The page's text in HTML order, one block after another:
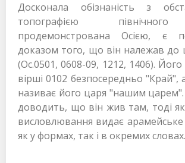
Досконала обізнаність з
топографією
продемонстрована Осією, є
доказом того, що він належав до
(Ос.0501, 0608-09, 1212, 1406). Його
вірші 0102 безпосередньо "Край",
називає його царя "нашим царем".
доводить, що він жив там, тоді
висловлювання видає арамейське
як у формах, так і в окремих словах.